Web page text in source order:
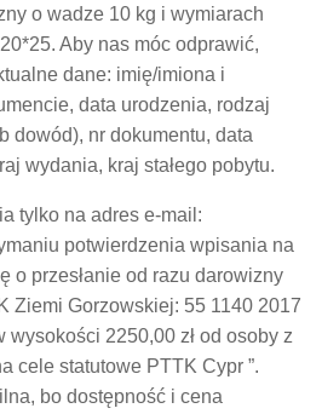
o wadze 10 kg i wymiarach
Aby nas móc odprawić,
dane: imię/imiona i
data urodzenia, rodzaj
dowód), nr dokumentu, data
wydania, kraj stałego pobytu.
tylko na adres e-mail:
potwierdzenia wpisania na
o przesłanie od razu darowizny
Ziemi Gorzowskiej: 55 1140 2017
2250,00 zł od osoby z
cele statutowe PTTK Cypr ”.
bo dostępność i cena